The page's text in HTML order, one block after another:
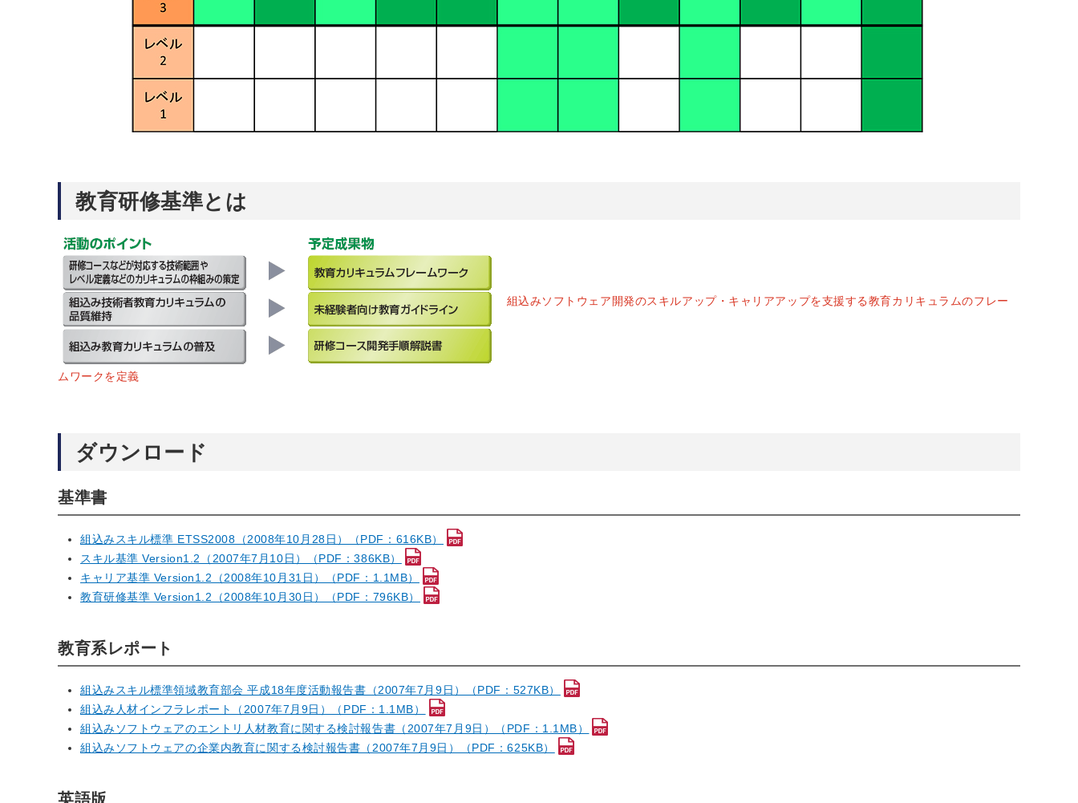
教育研修基準とは
組込みソフトウェア開発のスキルアップ・キャリアアップを支援する教育カリキュラムのフレー
ムワークを定義
ダウンロード
基準書
組込みスキル標準 ETSS2008（2008年10月28日）（PDF：616KB）
スキル基準 Version1.2（2007年7月10日）（PDF：386KB）
キャリア基準 Version1.2（2008年10月31日）（PDF：1.1MB）
教育研修基準 Version1.2（2008年10月30日）（PDF：796KB）
教育系レポート
組込みスキル標準領域教育部会 平成18年度活動報告書（2007年7月9日）（PDF：527KB）
組込み人材インフラレポート（2007年7月9日）（PDF：1.1MB）
組込みソフトウェアのエントリ人材教育に関する検討報告書（2007年7月9日）（PDF：1.1MB）
組込みソフトウェアの企業内教育に関する検討報告書（2007年7月9日）（PDF：625KB）
英語版